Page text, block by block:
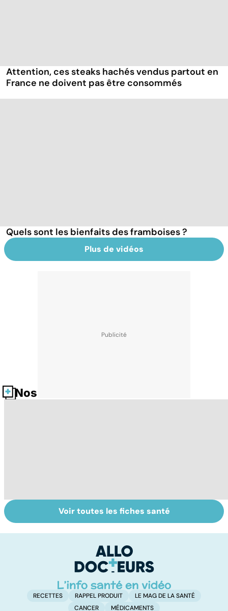
Attention, ces steaks hachés vendus partout en
France ne doivent pas être consommés
Quels sont les bienfaits des framboises ?
Plus de vidéos
Nos fiches santé
Tout savoir sur
les infections
Inflammation des
amygdales : que
d'angine ?
Voir toutes les fiches santé
RECETTES RAPPEL PRODUIT
LE MAG DE LA SANTÉ
CANCER
MÉDICAMENTS